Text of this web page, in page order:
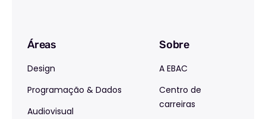
Áreas
Design
Programação & Dados
Audiovisual
Sobre
A EBAC
Centro de
carreiras